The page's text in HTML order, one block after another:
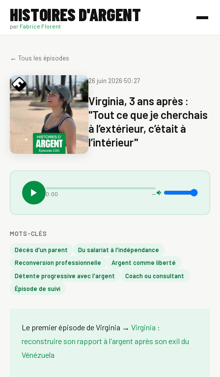
HISTOIRES D'ARGENT
par Fabrice Florent
← Tous les épisodes
26 juin 2026·50:27
Virginia, 3 ans après :
"Tout ce que je cherchais
à l’extérieur, c’était à
l’intérieur"
0:00 —
MOTS-CLÉS
Décès d'un parent
Du salariat à l'indépendance
Reconversion professionnelle
Argent comme liberté
Détente progressive avec l'argent
Coach ou consultant
Épisode de suivi
Le premier épisode de Virginia → Virginia :
reconstruire son rapport à l'argent après son exil du
Vénézuela